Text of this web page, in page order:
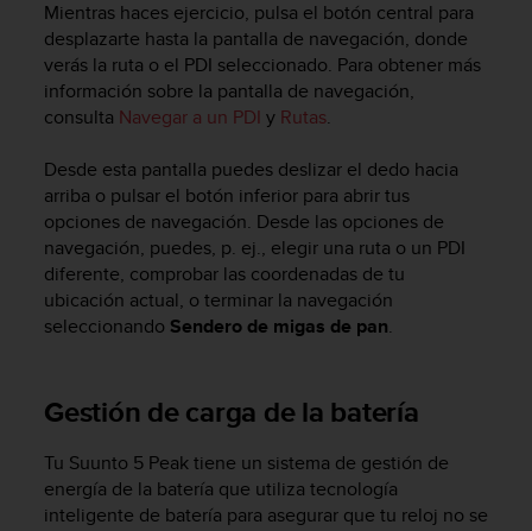
Mientras haces ejercicio, pulsa el botón central para
desplazarte hasta la pantalla de navegación, donde
verás la ruta o el PDI seleccionado. Para obtener más
información sobre la pantalla de navegación,
consulta Navegar a un PDI y Rutas.
Desde esta pantalla puedes deslizar el dedo hacia
arriba o pulsar el botón inferior para abrir tus
opciones de navegación. Desde las opciones de
navegación, puedes, p. ej., elegir una ruta o un PDI
diferente, comprobar las coordenadas de tu
ubicación actual, o terminar la navegación
seleccionando Sendero de migas de pan.
Gestión de carga de la batería
Tu Suunto 5 Peaktiene un sistema de gestión de
energía de la batería que utiliza tecnología
inteligente de batería para asegurar que tu reloj no se